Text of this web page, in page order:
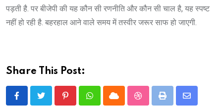
पड़ती है. पर बीजेपी की यह कौन सी रणनीति और कौन सी चाल है, यह स्पष्ट
नहीं हो रही है. बहरहाल आने वाले समय में तस्वीर जरूर साफ हो जाएगी.
Share This Post:
PinterestWhatsappCloud StumbleUpon
Print
Share